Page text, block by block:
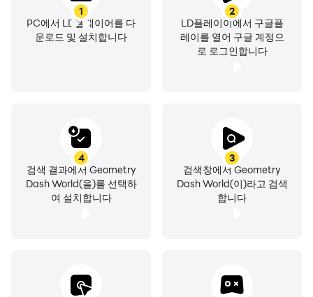
1
PC에서 LD플레이어를 다
운로드 및 설치합니다
2
LD플레이이에서 구글플
레이를 열어 구글 계정으
로 로그인합니다
3
검색창에서 Geometry
Dash World(이)라고 검색
합니다
4
검색 결과에서 Geometry
Dash World(을)를 선택하
여 설치합니다